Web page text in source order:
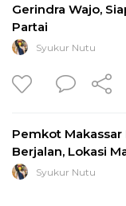
Gerindra Wajo,
Partai
Syukur Nutu
Pemkot Makassar
Berjalan, Lokasi
Syukur Nutu